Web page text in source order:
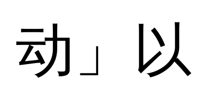
动」以